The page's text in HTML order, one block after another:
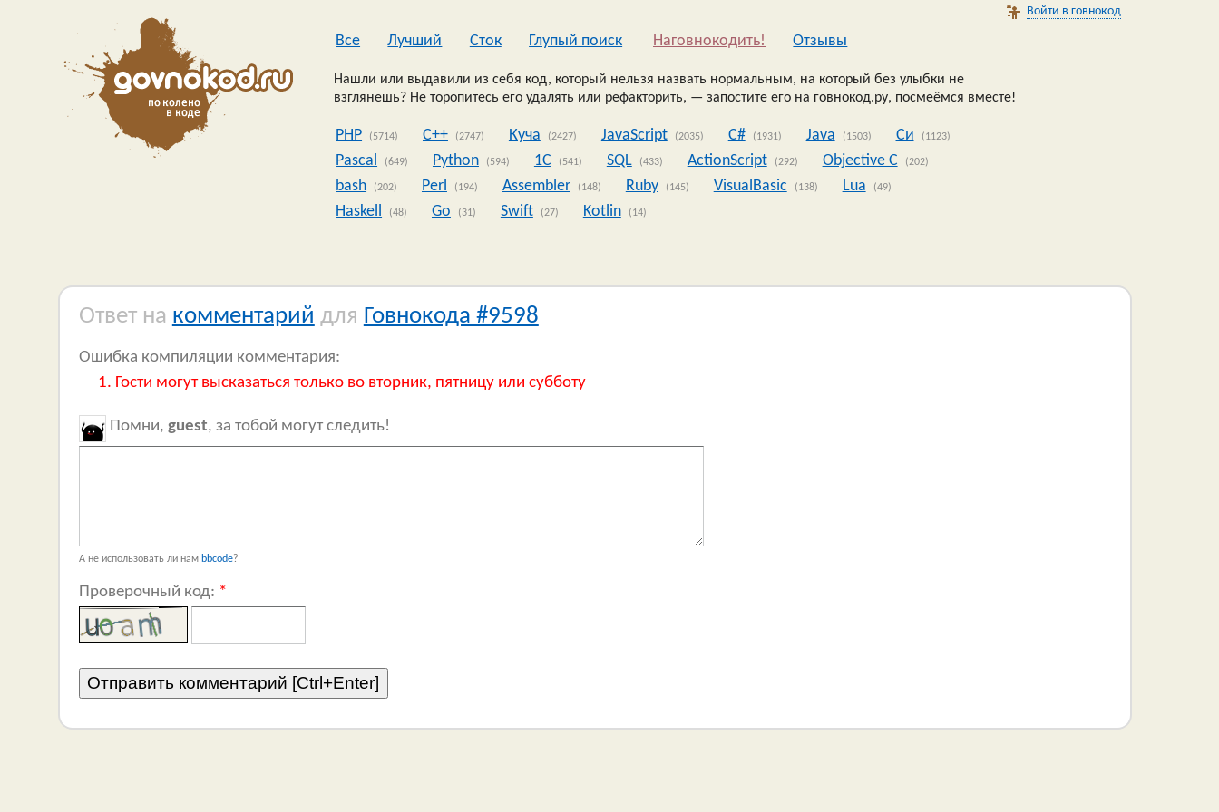
Войти в говнокод
Все Лучший Сток Глупый поиск Наговнокодить! Oтзывы
Нашли или выдавили из себя код, который нельзя назвать нормальным, на который без улыбки не
взглянешь? Не торопитесь его удалять или рефакторить, — запостите его на говнокод.ру, посмеёмся вместе!
PHP (5714) C++ (2747) Куча (2427) JavaScript (2035) C# (1931) Java (1503) Си (1123)
Pascal (649) Python (594) 1C (541) SQL (433) ActionScript (292) Objective C (202)
bash (202) Perl (194) Assembler (148) Ruby (145) VisualBasic (138) Lua (49)
Haskell (48) Go (31) Swift (27) Kotlin (14)
Ответ на комментарий для Говнокода #9598
Ошибка компиляции комментария:
Гости могут высказаться только во вторник, пятницу или субботу
Помни, guest, за тобой могут следить!
А не использовать ли нам bbcode?
Проверочный код: *